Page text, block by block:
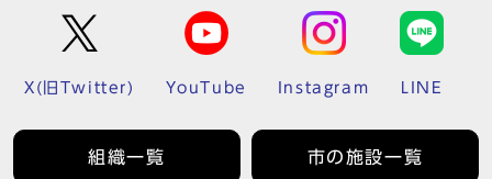
X(旧Twitter) YouTube Instagram LINE
組織一覧 市の施設一覧